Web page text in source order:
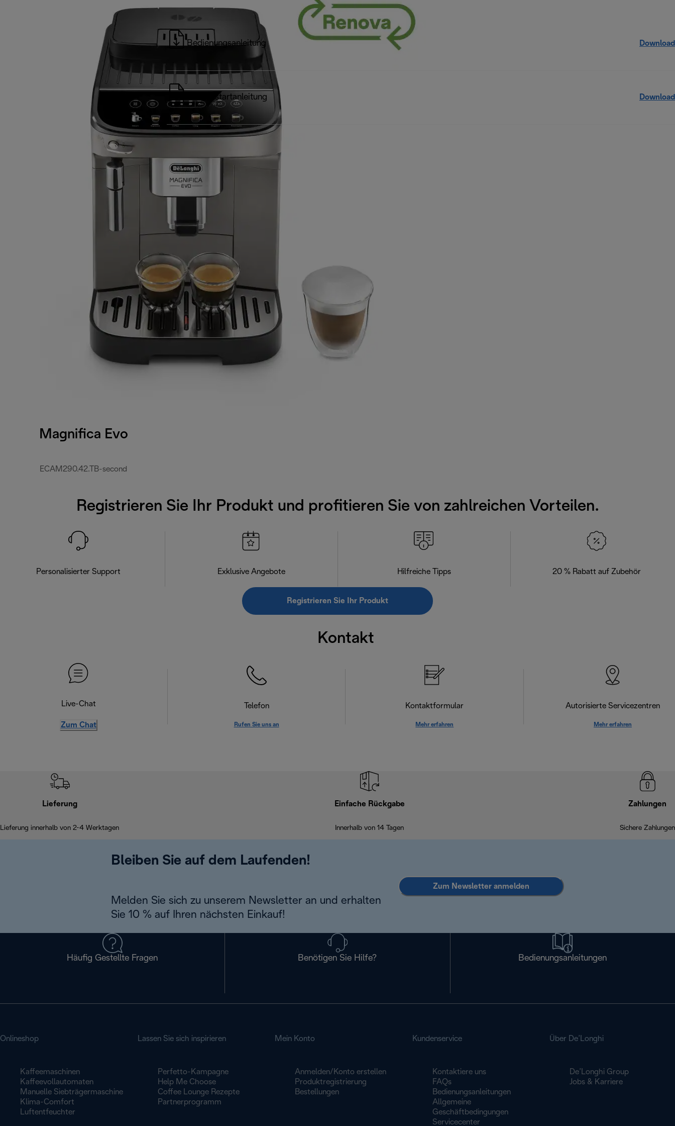
Magnifica Evo
ECAM290.42.TB-second
Bedienungsanleitung Download
Schnellstartanleitung Download
Registrieren Sie Ihr Produkt und profitieren Sie von zahlreichen Vorteilen.
Personalisierter Support Exklusive Angebote Hilfreiche Tipps 20 % Rabatt auf Zubehör
Registrieren Sie Ihr Produkt
Kontakt
Live-Chat
Zum Chat
Telefon
Rufen Sie uns an
Kontaktformular
Mehr erfahren
Autorisierte Servicezentren
Mehr erfahren
Lieferung
Lieferung innerhalb von 2-4 Werktagen
Einfache Rückgabe
Innerhalb von 14 Tagen
Zahlungen
Sichere Zahlungen
Bleiben Sie auf dem Laufenden!
Melden Sie sich zu unserem Newsletter an und erhalten
Sie 10 % auf Ihren nächsten Einkauf!
Zum Newsletter anmelden
Häufig Gestellte Fragen Benötigen Sie Hilfe? Bedienungsanleitungen
Onlineshop
Kaffeemaschinen
Kaffeevollautomaten
Manuelle Siebträgermaschine
Klima-Comfort
Luftentfeuchter
Lassen Sie sich inspirieren
Perfetto-Kampagne
Help Me Choose
Coffee Lounge Rezepte
Partnerprogramm
Mein Konto
Anmelden/Konto erstellen
Produktregistrierung
Bestellungen
Kundenservice
Kontaktiere uns
FAQs
Bedienungsanleitungen
Allgemeine
Geschäftbedingungen
Servicecenter
Über De’Longhi
De’Longhi Group
Jobs & Karriere